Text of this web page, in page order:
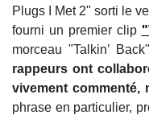
Plugs I Met 2" sorti le
fourni un premier clip
morceau "Talkin’
rappeurs ont
vivement commenté,
phrase en particulier,